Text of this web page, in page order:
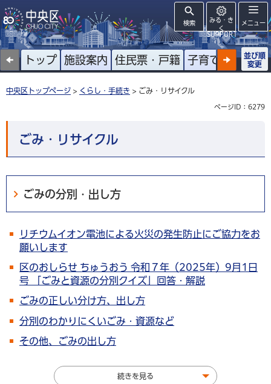
検索
みる・き
く
SUPPORT
メニュー
トップ 施設案内 住民票・戸籍 子育て 高齢者
並び順
変更
中央区トップページ > くらし・手続き > ごみ・リサイクル
ページID：6279
ごみ・リサイクル
ごみの分別・出し方
リチウムイオン電池による火災の発生防止にご協力をお
願いします
区のおしらせ ちゅうおう 令和７年（2025年）9月1日
号 「ごみと資源の分別クイズ」回答・解説
ごみの正しい分け方、出し方
分別のわかりにくいごみ・資源など
その他、ごみの出し方
続きを見る